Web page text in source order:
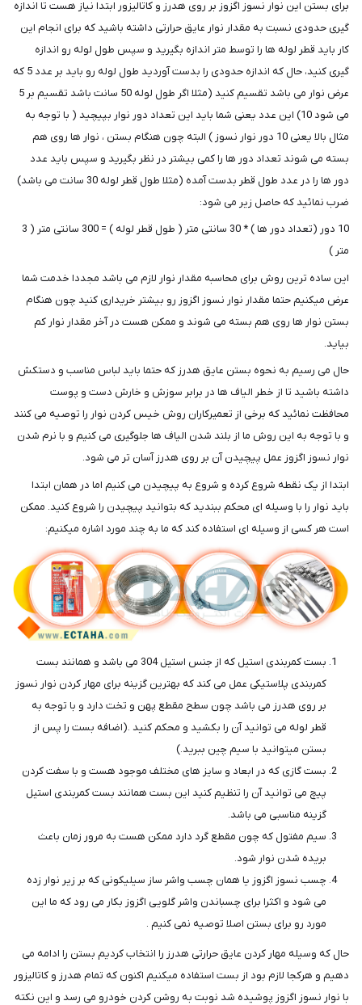
برای بستن این نوار نسوز اگزوز بر روی هدرز و کاتالیزور ابتدا نیاز هست تا اندازه
گیری حدودی نسبت به مقدار نوار عایق حرارتی داشته باشید که برای انجام این
کار باید قطر لوله ها را توسط متر اندازه بگیرید و سپس طول لوله رو اندازه
گیری کنید، حال که اندازه حدودی را بدست آوردید طول لوله رو باید بر عدد 5 که
عرض نوار می باشد تقسیم کنید (مثلا اگر طول لوله 50 سانت باشد تقسیم بر 5
می شود 10) این عدد یعنی شما باید این تعداد دور نوار بپیچید ( با توجه به
مثال بالا یعنی 10 دور نوار نسوز ) البته چون هنگام بستن ، نوار ها روی هم
بسته می شوند تعداد دور ها را کمی بیشتر در نظر بگیرید و سپس باید عدد
دور ها را در عدد طول قطر بدست آمده (مثلا طول قطر لوله 30 سانت می باشد)
ضرب نمائید که حاصل زیر می شود:
10 دور (تعداد دور ها ) * 30 سانتی متر ( طول قطر لوله ) = 300 سانتی متر ( 3
متر )
این ساده ترین روش برای محاسبه مقدار نوار لازم می باشد مجددا خدمت شما
عرض میکنیم حتما مقدار نوار نسوز اگزوز رو بیشتر خریداری کنید چون هنگام
بستن نوار ها روی هم بسته می شوند و ممکن هست در آخر مقدار نوار کم
بیاید.
حال می رسیم به نحوه بستن عایق هدرز که حتما باید لباس مناسب و دستکش
داشته باشید تا از خطر الیاف ها در برابر سوزش و خارش دست و پوست
محافظت نمائید که برخی از تعمیرکاران روش خیس کردن نوار را توصیه می کنند
و با توجه به این روش ما از بلند شدن الیاف ها جلوگیری می کنیم و با نرم شدن
نوار نسوز اگزوز عمل پیچیدن آن بر روی هدرز آسان تر می شود.
ابتدا از یک نقطه شروع کرده و شروع به پیچیدن می کنیم اما در همان ابتدا
باید نوار را با وسیله ای محکم ببندید که بتوانید پیچیدن را شروع کنید. ممکن
است هر کسی از وسیله ای استفاده کند که ما به چند مورد اشاره میکنیم:
بست کمربندی استیل که از جنس استیل 304 می باشد و همانند بست
کمربندی پلاستیکی عمل می کند که بهترین گزینه برای مهار کردن نوار نسوز
بر روی هدرز می باشد چون سطح مقطع پهن و تخت دارد و با توجه به
قطر لوله می توانید آن را بکشید و محکم کنید .(اضافه بست را پس از
بستن میتوانید با سیم چین ببرید.)
بست گازی که در ابعاد و سایز های مختلف موجود هست و با سفت کردن
پیچ می توانید آن را تنظیم کنید این بست همانند بست کمربندی استیل
گزینه مناسبی می باشد.
سیم مفتول که چون مقطع گرد دارد ممکن هست به مرور زمان باعث
بریده شدن نوار شود.
چسب نسوز اگزوز یا همان چسب واشر ساز سیلیکونی که بر زیر نوار زده
می شود و اکثرا برای چسباندن واشر گلویی اگزوز بکار می رود که ما این
مورد رو برای بستن اصلا توصیه نمی کنیم .
حال که وسیله مهار کردن عایق حرارتی هدرز را انتخاب کردیم بستن را ادامه می
دهیم و هرکجا لازم بود از بست استفاده میکنیم اکنون که تمام هدرز و کاتالیزور
با نوار نسوز اگزوز پوشیده شد نوبت به روشن کردن خودرو می رسد و این نکته